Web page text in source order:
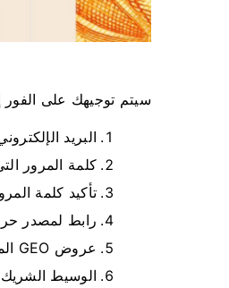
سيتم توجيهك على
البريد
كلمة المرور
تأكيد كلمة
رابط لمصدر
عروض GEO المستهدفة الخاصة بك - البلد.
الوسيط